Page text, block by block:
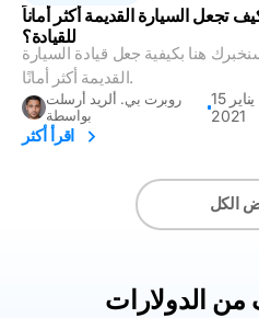
تجعل السيارة القديمة أكثر أماناً
للقيادة؟
هنا بكيفية جعل قيادة السيارة
القديمة أكثر أمانًا.
روبرت بي. ألريد أرسلت
بواسطة
15 يناير
2021
اقرأ أكثر
الكل
من الدولارات